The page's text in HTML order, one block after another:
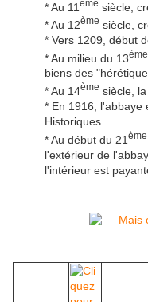
* Au 11 ème siècle,
* Au 12ème siècle,
* Vers 1209, début
* Au milieu du 13ème
biens des
* Au 14ème siècle,
* En 1916, l'abbaye
Historiques.
* Au début du 21 ème
l'extérieur de
l'intérieur est